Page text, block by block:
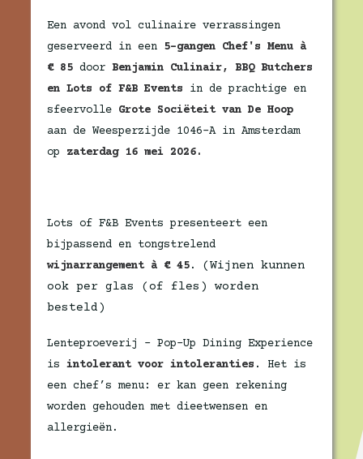
Een avond vol culinaire verrassingen
geserveerd in een 5-gangen Chef's Menu à
€ 85 door Benjamin Culinair, BBQ Butchers
en Lots of F&B Events in de prachtige en
sfeervolle Grote Sociëteit van De Hoop
aan de Weesperzijde 1046-A in Amsterdam
op zaterdag 16 mei 2026.
Lots of F&B Events presenteert een
bijpassend en tongstrelend
wijnarrangement à € 45. (Wijnen kunnen
ook per glas (of fles) worden
besteld)
Lenteproeverij - Pop-Up Dining Experience
is intolerant voor intoleranties . Het is
een chef’s menu: er kan geen rekening
worden gehouden met dieetwensen en
allergieën.